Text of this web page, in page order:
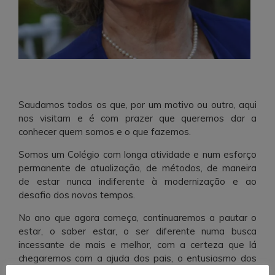
Saudamos todos os que, por um motivo ou outro, aqui
nos visitam e é com prazer que queremos dar a
conhecer quem somos e o que fazemos.
Somos um Colégio com longa atividade e num esforço
permanente de atualização, de métodos, de maneira
de estar nunca indiferente à modernização e ao
desafio dos novos tempos.
No ano que agora começa, continuaremos a pautar o
estar, o saber estar, o ser diferente numa busca
incessante de mais e melhor, com a certeza que lá
chegaremos com a ajuda dos pais, o entusiasmo dos